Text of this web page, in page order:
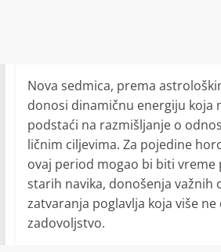
Nova sedmica, prema
donosi dinamičnu energiju koja
podstaći na razmišljanje o
ličnim ciljevima. Za pojedine
ovaj period mogao bi biti vreme
starih navika, donošenja važnih
zatvaranja poglavlja koja više ne
zadovoljstvo.